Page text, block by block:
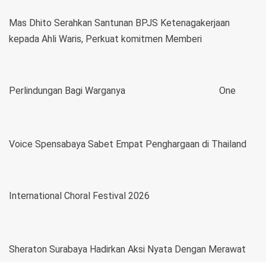
Mas Dhito Serahkan Santunan BPJS Ketenagakerjaan
kepada Ahli Waris, Perkuat komitmen Memberi
Perlindungan Bagi Warganya One
Voice Spensabaya Sabet Empat Penghargaan di Thailand
International Choral Festival 2026
Sheraton Surabaya Hadirkan Aksi Nyata Dengan Merawat